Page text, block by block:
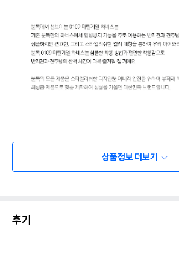
상품정보 더보기
후기